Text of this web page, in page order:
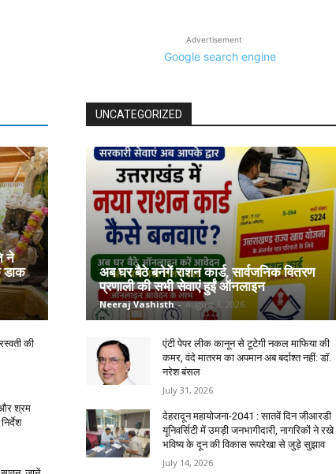
Advertisement
ने
डाक
की
और श्रम
UNCATEGORIZED
अब घर बैठे बनेगें राशन कार्ड, सार्वजनिक वितरण
प्रणाली की सभी सेवाएं हुईं ऑनलाइन
Neeraj Vashisth - August 3, 2026
एंटी पेपर लीक कानून से टूटेगी नकल माफिया की
कमर, वंदे मातरम का अपमान अब बर्दाश्त नहीं: डॉ.
नरेश बंसल
July 31, 2026
देहरादून महायोजना-2041 : सातवें दिन जीआरडी
यूनिवर्सिटी में उमड़ी जनभागीदारी, नागरिकों ने रखे
भविष्य के दून की विकास रूपरेखा से जुड़े सुझाव
July 14, 2026